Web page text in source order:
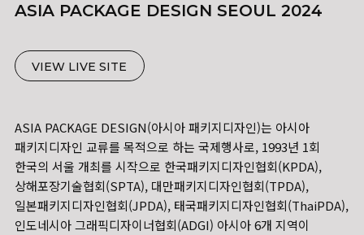
ASIA PACKAGE DESIGN SEOUL 2024
VIEW LIVE SITE
ASIA PACKAGE DESIGN(아시아 패키지디자인)는 아시아
패키지디자인 교류를 목적으로 하는 국제행사로, 1993년 1회
한국의 서울 개최를 시작으로 한국패키지디자인협회(KPDA),
상해포장기술협회(SPTA), 대만패키지디자인협회(TPDA),
일본패키지디자인협회(JPDA), 태국패키지디자인협회(ThaiPDA),
인도네시아 그래픽디자이너협회(ADGI) 아시아 6개 지역이